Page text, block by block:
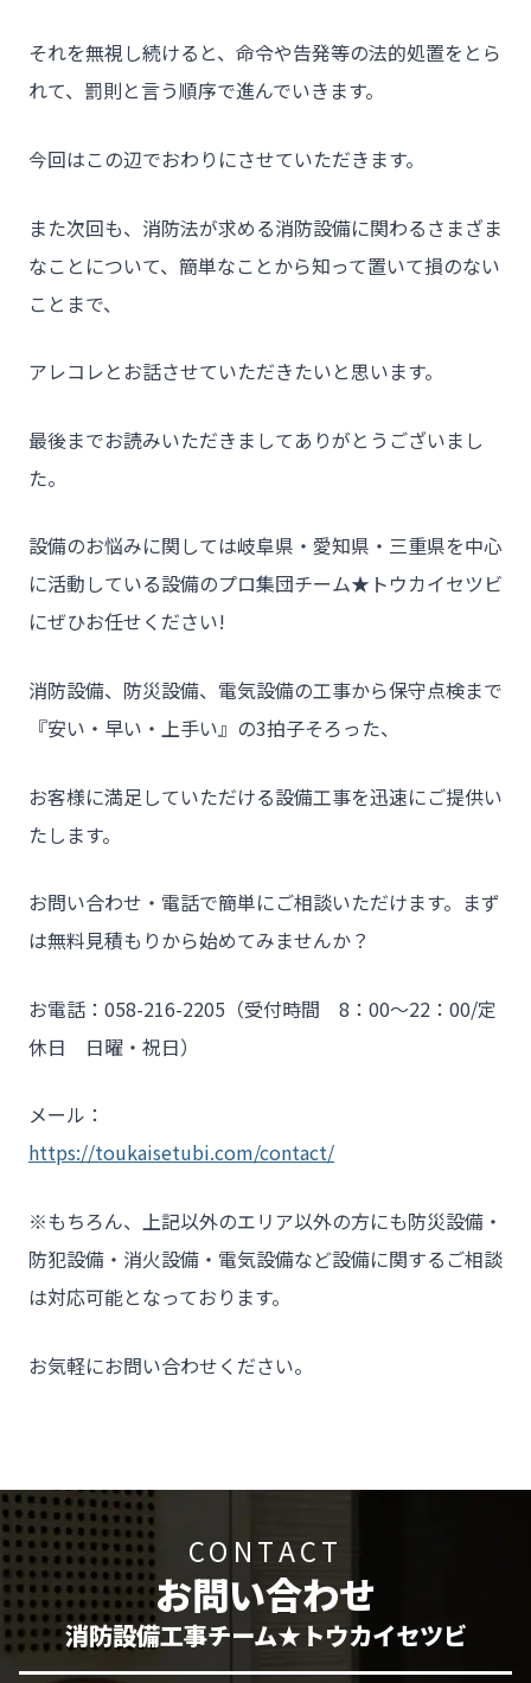
それを無視し続けると、命令や告発等の法的処置をとら
れて、罰則と言う順序で進んでいきます。
今回はこの辺でおわりにさせていただきます。
また次回も、消防法が求める消防設備に関わるさまざま
なことについて、簡単なことから知って置いて損のない
ことまで、
アレコレとお話させていただきたいと思います。
最後までお読みいただきましてありがとうございまし
た。
設備のお悩みに関しては岐阜県・愛知県・三重県を中心
に活動している設備のプロ集団チーム★トウカイセツビ
にぜひお任せください!
消防設備、防災設備、電気設備の工事から保守点検まで
『安い・早い・上手い』の3拍子そろった、
お客様に満足していただける設備工事を迅速にご提供い
たします。
お問い合わせ・電話で簡単にご相談いただけます。まず
は無料見積もりから始めてみませんか？
お電話：058-216-2205（受付時間 8：00～22：00/定
休日 日曜・祝日）
メール：
https://toukaisetubi.com/contact/
※もちろん、上記以外のエリア以外の方にも防災設備・
防犯設備・消火設備・電気設備など設備に関するご相談
は対応可能となっております。
お気軽にお問い合わせください。
CONTACT
お問い合わせ
消防設備工事チーム★トウカイセツビ